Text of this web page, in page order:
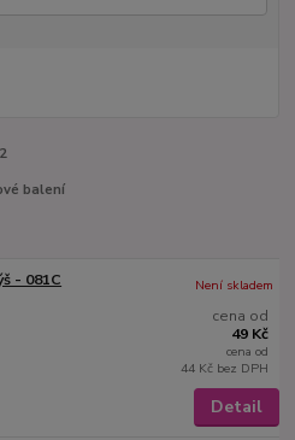
balení
- 081C
cena od
49 Kč
cena od
44 Kč bez DPH
Není skladem
Detail